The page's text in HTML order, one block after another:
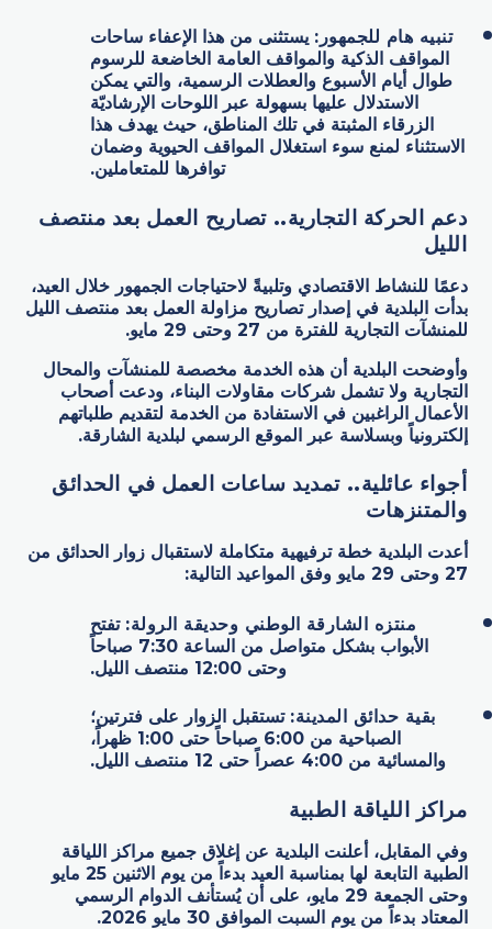
تنبيه هام للجمهور: يستثنى من هذا الإعفاء ساحات
المواقف الذكية والمواقف العامة الخاضعة للرسوم
طوال أيام الأسبوع والعطلات الرسمية، والتي يمكن
الاستدلال عليها بسهولة عبر اللوحات الإرشاديّة
الزرقاء المثبتة في تلك المناطق، حيث يهدف هذا
الاستثناء لمنع سوء استغلال المواقف الحيوية وضمان
توافرها للمتعاملين.
دعم الحركة التجارية.. تصاريح العمل بعد منتصف
الليل
دعمًا للنشاط الاقتصادي وتلبيةً لاحتياجات الجمهور خلال العيد،
بدأت البلدية في إصدار تصاريح مزاولة العمل بعد منتصف الليل
للمنشآت التجارية للفترة من 27 وحتى 29 مايو.
وأوضحت البلدية أن هذه الخدمة مخصصة للمنشآت والمحال
التجارية ولا تشمل شركات مقاولات البناء، ودعت أصحاب
الأعمال الراغبين في الاستفادة من الخدمة لتقديم طلباتهم
إلكترونياً وبسلاسة عبر الموقع الرسمي لبلدية الشارقة.
أجواء عائلية.. تمديد ساعات العمل في الحدائق
والمتنزهات
أعدت البلدية خطة ترفيهية متكاملة لاستقبال زوار الحدائق من
27 وحتى 29 مايو وفق المواعيد التالية:
منتزه الشارقة الوطني وحديقة الرولة: تفتح
الأبواب بشكل متواصل من الساعة 7:30 صباحاً
وحتى 12:00 منتصف الليل.
بقية حدائق المدينة: تستقبل الزوار على فترتين؛
الصباحية من 6:00 صباحاً حتى 1:00 ظهراً،
والمسائية من 4:00 عصراً حتى 12 منتصف الليل.
مراكز اللياقة الطبية
وفي المقابل، أعلنت البلدية عن إغلاق جميع مراكز اللياقة
الطبية التابعة لها بمناسبة العيد بدءاً من يوم الاثنين 25 مايو
وحتى الجمعة 29 مايو، على أن يُستأنف الدوام الرسمي
المعتاد بدءاً من يوم السبت الموافق 30 مايو 2026.